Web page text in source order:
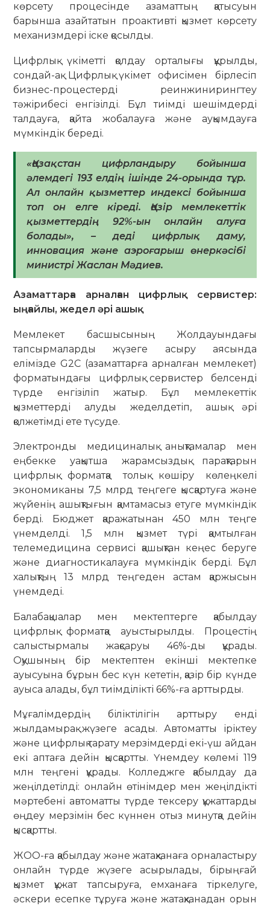
көрсету процесінде азаматтың қатысуын
барынша азайтатын проактивті қызмет көрсету
механизмдері іске қосылды.
Цифрлық үкіметті қолдау орталығы құрылды,
сондай-ақ Цифрлық үкімет офисімен бірлесіп
бизнес-процестерді реинжинирингтеу
тәжірибесі енгізілді. Бұл тиімді шешімдерді
талдауға, қайта жобалауға және ауқымдауға
мүмкіндік береді.
«Қазақстан цифрландыру бойынша
әлемдегі 193 елдің ішінде 24-орында тұр.
Ал онлайн қызметтер индексі бойынша
топ он елге кіреді. Қазір мемлекеттік
қызметтердің 92%-ын онлайн алуға
болады», – деді цифрлық даму,
инновация және аэроғарыш өнеркәсібі
министрі Жаслан Мәдиев.
Азаматтарға арналған цифрлық сервистер:
ыңғайлы, жедел әрі ашық
Мемлекет басшысының Жолдауындағы
тапсырмаларды жүзеге асыру аясында
елімізде G2C (азаматтарға арналған мемлекет)
форматындағы цифрлық сервистер белсенді
түрде енгізіліп жатыр. Бұл мемлекеттік
қызметтерді алуды жеделдетіп, ашық әрі
қолжетімді ете түсуде.
Электронды медициналық анықтамалар мен
еңбекке уақытша жарамсыздық парақтарын
цифрлық форматқа толық көшіру көлеңкелі
экономиканы 7,5 млрд теңгеге қысқартуға және
жүйенің ашықтығын қамтамасыз етуге мүмкіндік
берді. Бюджет қаражатынан 450 млн теңге
үнемделді. 1,5 млн қызмет түрі қамтылған
телемедицина сервисі қашықтан кеңес беруге
және диагностикалауға мүмкіндік берді. Бұл
халықтың 13 млрд теңгеден астам қаржысын
үнемдеді.
Балабақшалар мен мектептерге қабылдау
цифрлық форматқа ауыстырылды. Процестің
салыстырмалы жақсаруы 46%-ды құрады.
Оқушының бір мектептен екінші мектепке
ауысуына бұрын бес күн кететін, қазір бір күнде
ауыса алады, бұл тиімділікті 66%-ға арттырды.
Мұғалімдердің біліктілігін арттыру енді
жылдамырақ жүзеге асады. Автоматты іріктеу
және цифрлық тарату мерзімдерді екі-үш айдан
екі аптаға дейін қысқартты. Үнемдеу көлемі 119
млн теңгені құрады. Колледжге қабылдау да
жеңілдетілді: онлайн өтінімдер мен жеңілдікті
мәртебені автоматты түрде тексеру құжаттарды
өңдеу мерзімін бес күннен отыз минутқа дейін
қысқартты.
ЖОО-ға қабылдау және жатақханаға орналастыру
онлайн түрде жүзеге асырылады, бірыңғай
қызмет құжат тапсыруға, емханаға тіркелуге,
әскери есепке тұруға және жатақханадан орын